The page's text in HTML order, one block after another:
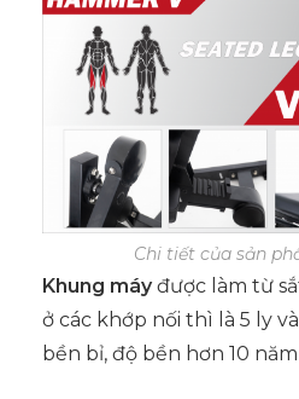
Chi tiết của sản
Khung máyđược làm từ
ở các khớp nối thì là 5 ly
bền bỉ, độ bền hơn 10 năm